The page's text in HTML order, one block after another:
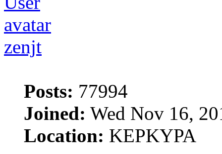
zenjt
Posts: 77994
Joined: Wed Nov 16,
Location: ΚΕΡΚΥΡΑ